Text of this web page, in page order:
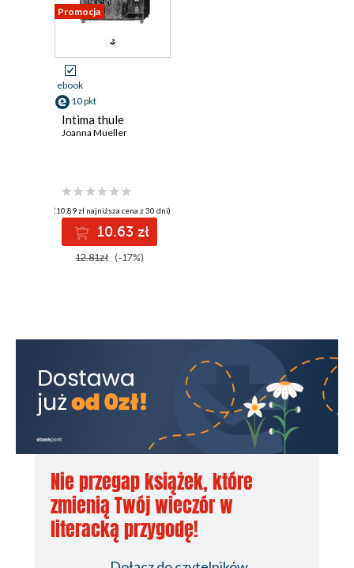
Promocja
ebook
10 pkt
Intima thule
Joanna Mueller
(10,89 zł najniższa cena z 30 dni)
10.63 zł
12.81zł (-17%)
Nie przegap książek, które
zmienią Twój wieczór w
literacką przygodę!